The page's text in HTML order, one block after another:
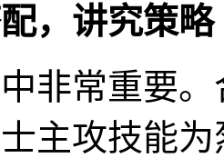
，讲究策略
非常重要
主攻技能